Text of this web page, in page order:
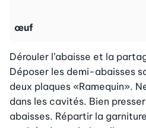
œuf
Dérouler l’abaisse et la
Déposer les demi-abaisses
deux plaques «Ramequin».
dans les cavités. Bien
abaisses. Répartir la